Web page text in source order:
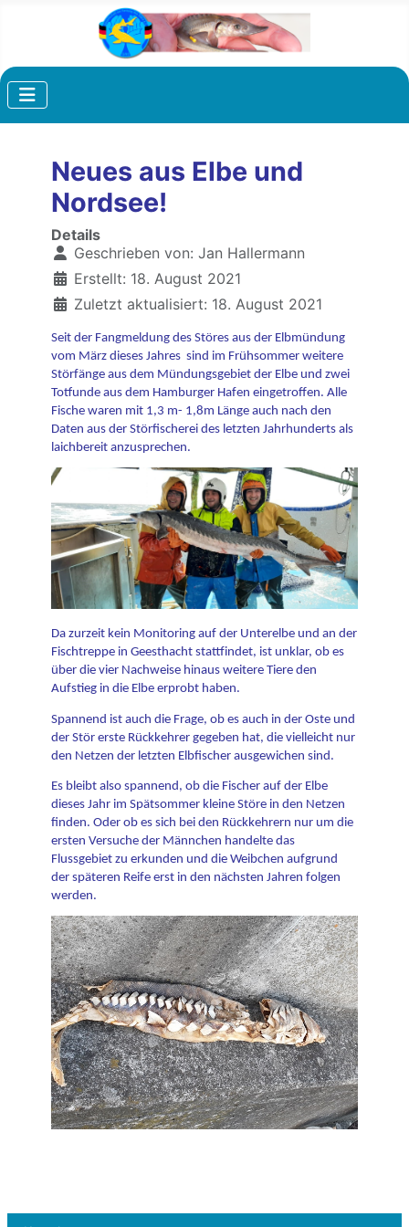
Neues aus Elbe und
Nordsee!
Details
Geschrieben von: Jan Hallermann
Erstellt: 18. August 2021
Zuletzt aktualisiert: 18. August 2021
Seit der Fangmeldung des Störes aus der Elbmündung
vom März dieses Jahres sind im Frühsommer weitere
Störfänge aus dem Mündungsgebiet der Elbe und zwei
Totfunde aus dem Hamburger Hafen eingetroffen. Alle
Fische waren mit 1,3 m- 1,8m Länge auch nach den
Daten aus der Störfischerei des letzten Jahrhunderts als
laichbereit anzusprechen.
Da zurzeit kein Monitoring auf der Unterelbe und an der
Fischtreppe in Geesthacht stattfindet, ist unklar, ob es
über die vier Nachweise hinaus weitere Tiere den
Aufstieg in die Elbe erprobt haben.
Spannend ist auch die Frage, ob es auch in der Oste und
der Stör erste Rückkehrer gegeben hat, die vielleicht nur
den Netzen der letzten Elbfischer ausgewichen sind.
Es bleibt also spannend, ob die Fischer auf der Elbe
dieses Jahr im Spätsommer kleine Störe in den Netzen
finden. Oder ob es sich bei den Rückkehrern nur um die
ersten Versuche der Männchen handelte das
Flussgebiet zu erkunden und die Weibchen aufgrund
der späteren Reife erst in den nächsten Jahren folgen
werden.